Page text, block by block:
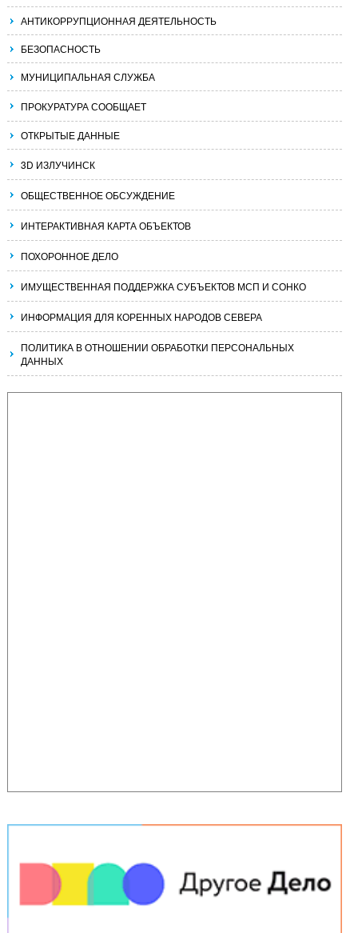
АНТИКОРРУПЦИОННАЯ ДЕЯТЕЛЬНОСТЬ
БЕЗОПАСНОСТЬ
МУНИЦИПАЛЬНАЯ СЛУЖБА
ПРОКУРАТУРА СООБЩАЕТ
ОТКРЫТЫЕ ДАННЫЕ
3D ИЗЛУЧИНСК
ОБЩЕСТВЕННОЕ ОБСУЖДЕНИЕ
ИНТЕРАКТИВНАЯ КАРТА ОБЪЕКТОВ
ПОХОРОННОЕ ДЕЛО
ИМУЩЕСТВЕННАЯ ПОДДЕРЖКА СУБЪЕКТОВ МСП И СОНКО
ИНФОРМАЦИЯ ДЛЯ КОРЕННЫХ НАРОДОВ СЕВЕРА
ПОЛИТИКА В ОТНОШЕНИИ ОБРАБОТКИ ПЕРСОНАЛЬНЫХ
ДАННЫХ